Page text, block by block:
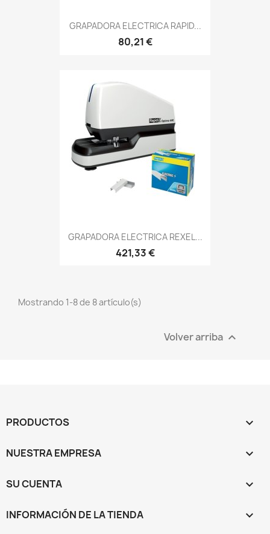
GRAPADORA ELECTRICA RAPID...
80,21 €
GRAPADORA ELECTRICA REXEL...
421,33 €
Mostrando 1-8 de 8 artículo(s)
Volver arriba 
PRODUCTOS 
NUESTRA EMPRESA 
SU CUENTA 
INFORMACIÓN DE LA TIENDA keyboard_arrow_down